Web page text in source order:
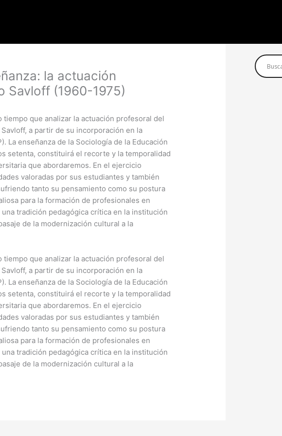
la actuación
Savloff (1960-1975)
que analizar la actuación profesoral del
a partir de su incorporación en la
La enseñanza de la Sociología de la Educación
setenta, constituirá el recorte y la temporalidad
que abordaremos. En el ejercicio
valoradas por sus estudiantes y también
tanto su pensamiento como su postura
para la formación de profesionales en
tradición pedagógica crítica en la institución
de la modernización cultural a la
que analizar la actuación profesoral del
a partir de su incorporación en la
La enseñanza de la Sociología de la Educación
setenta, constituirá el recorte y la temporalidad
que abordaremos. En el ejercicio
valoradas por sus estudiantes y también
tanto su pensamiento como su postura
para la formación de profesionales en
tradición pedagógica crítica en la institución
de la modernización cultural a la